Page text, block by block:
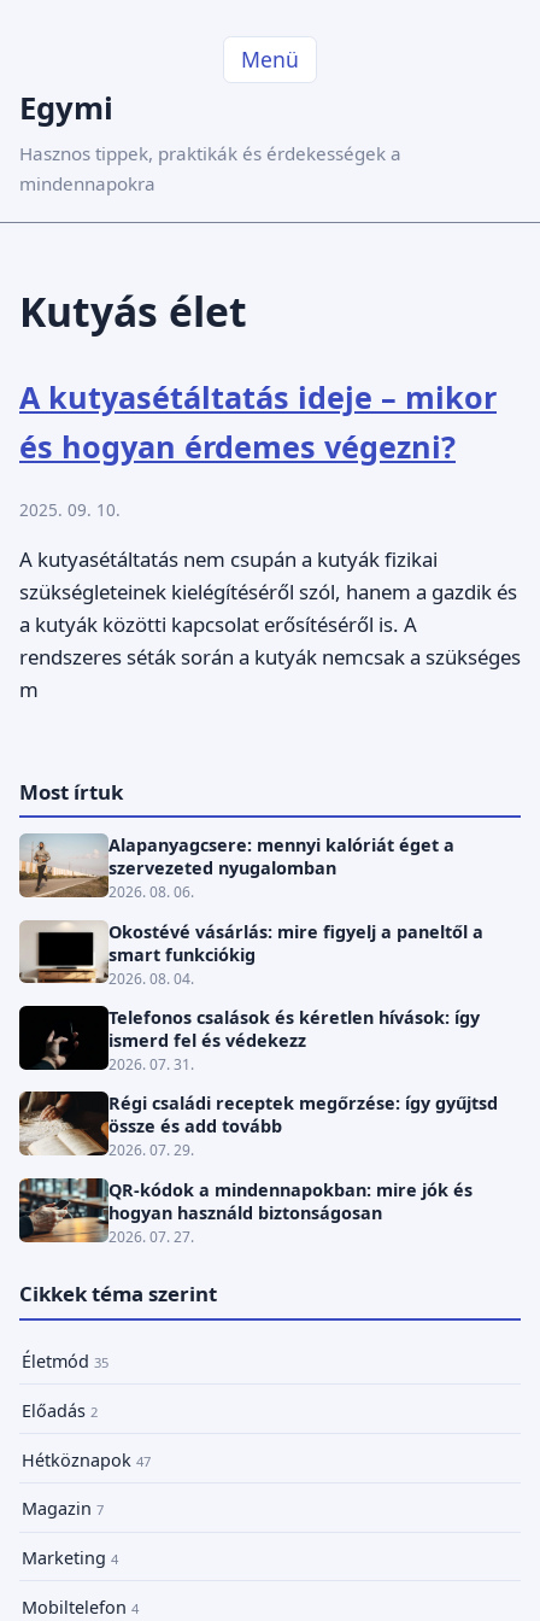
Menü
Egymi
Hasznos tippek, praktikák és érdekességek a
mindennapokra
Kutyás élet
A kutyasétáltatás ideje – mikor
és hogyan érdemes végezni?
2025. 09. 10.
A kutyasétáltatás nem csupán a kutyák fizikai
szükségleteinek kielégítéséről szól, hanem a gazdik és
a kutyák közötti kapcsolat erősítéséről is. A
rendszeres séták során a kutyák nemcsak a szükséges
m
Most írtuk
Alapanyagcsere: mennyi kalóriát éget a
szervezeted nyugalomban
2026. 08. 06.
Okostévé vásárlás: mire figyelj a paneltől a
smart funkciókig
2026. 08. 04.
Telefonos csalások és kéretlen hívások: így
ismerd fel és védekezz
2026. 07. 31.
Régi családi receptek megőrzése: így gyűjtsd
össze és add tovább
2026. 07. 29.
QR-kódok a mindennapokban: mire jók és
hogyan használd biztonságosan
2026. 07. 27.
Cikkek téma szerint
Életmód 35
Előadás 2
Hétköznapok 47
Magazin 7
Marketing 4
Mobiltelefon 4